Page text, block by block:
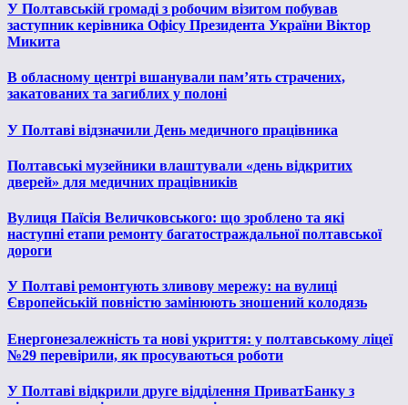
У Полтавській громаді з робочим візитом побував
заступник керівника Офісу Президента України Віктор
Микита
В обласному центрі вшанували пам’ять страчених,
закатованих та загиблих у полоні
У Полтаві відзначили День медичного працівника
Полтавські музейники влаштували «день відкритих
дверей» для медичних працівників
Вулиця Паїсія Величковського: що зроблено та які
наступні етапи ремонту багатостраждальної полтавської
дороги
У Полтаві ремонтують зливову мережу: на вулиці
Європейській повністю замінюють зношений колодязь
Енергонезалежність та нові укриття: у полтавському ліцеї
№29 перевірили, як просуваються роботи
У Полтаві відкрили друге відділення ПриватБанку з